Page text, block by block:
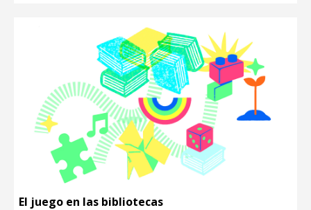
El juego en las bibliotecas